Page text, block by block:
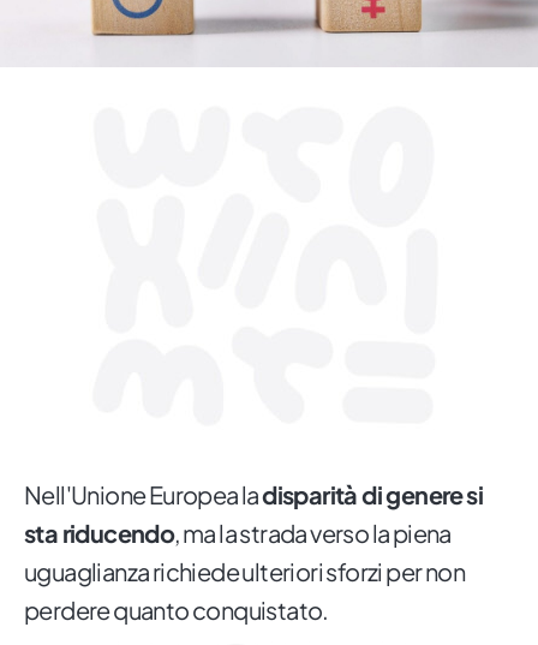
Nell'Unione Europea ladisparità di generesi
sta riducendo, ma la strada verso la piena
uguaglianza richiede ulteriori sforzi per non
perdere quanto conquistato.